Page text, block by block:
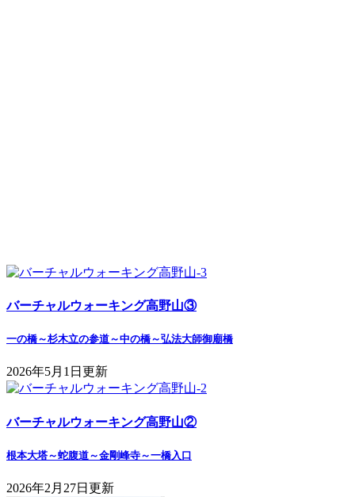
バーチャルウォーキング高野山③
一の橋～杉木立の参道～中の橋～弘法大師御廟橋
2026年5月1日更新
バーチャルウォーキング高野山②
根本大塔～蛇腹道～金剛峰寺～一橋入口
2026年2月27日更新